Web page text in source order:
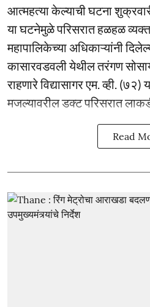
आत्महत्या केल्याची घटना
या घटनेमुळे परिसरात हळहळ
महापालिकेच्या अधिकाऱ्यांनी
कासारवडवली येथील तरंगण
राहणारे विद्यासागर एम. व्ही. (७२)
मजल्यावरील डक्ट परिसरात लाकडी
Read